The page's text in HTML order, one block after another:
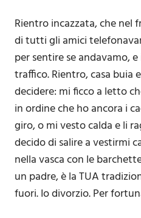
Rientro incazzata, che
di tutti gli amici
per sentire se andavamo,
traffico. Rientro, casa buia
decidere: mi ficco a letto
in ordine che ho ancora i
giro, o mi vesto calda e li
decido di salire a vestirmi
nella vasca con le
un padre, è la TUA
fuori. Io divorzio. Per